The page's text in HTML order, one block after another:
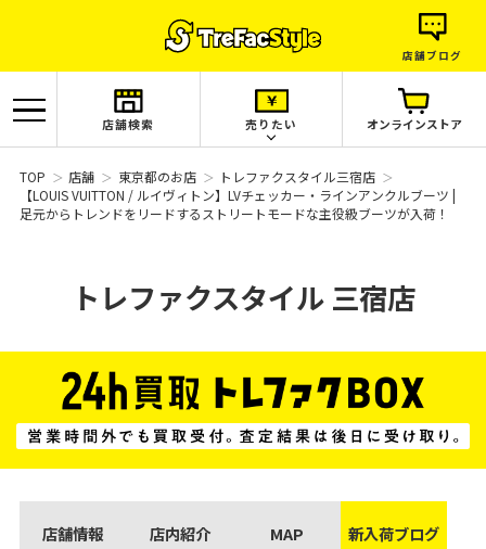
店舗ブログ
店舗検索 売りたい オンラインストア
TOP 店舗 東京都のお店
トレファクスタイル三宿店
【LOUIS VUITTON / ルイヴィトン】LVチェッカー・ラインアンクルブーツ |
足元からトレンドをリードするストリートモードな主役級ブーツが入荷！
トレファクスタイル 三宿店
店舗情報 店内紹介 MAP 新入荷ブログ